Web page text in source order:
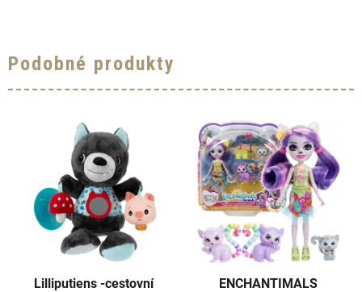
Podobné produkty
Lilliputiens -cestovní
ENCHANTIMALS